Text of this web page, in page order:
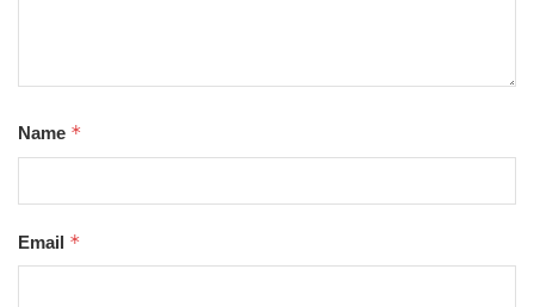
Name *
Email *